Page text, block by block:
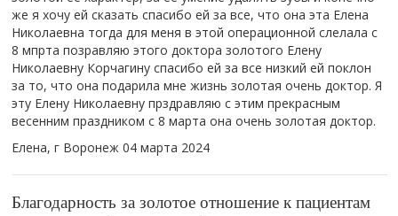
же я хочу ей сказать спасибо ей за все, что она эта Елена
Николаевна тогда для меня в этой операционной слелала с
8 мпрта позравляю этого доктора золотого Елену
Николаевну Корчагину спасибо ей за все низкий ей поклон
за то, что она подарила мне жизнь золотая очень доктор. Я
эту Елену Николаевну прздравляю с этим прекрасным
весенним праздником с 8 марта она очень золотая доктор.
Елена, г Воронеж04 марта 2024
Благодарность за золотое отношение к пациентам